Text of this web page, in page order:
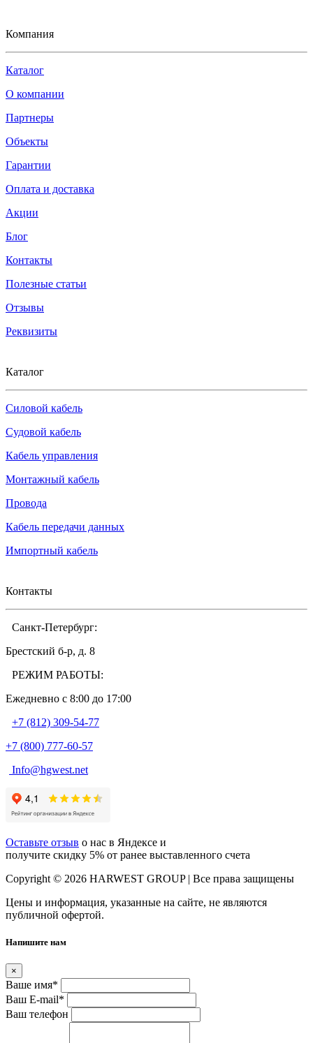
Компания
Каталог
О компании
Партнеры
Объекты
Гарантии
Оплата и доставка
Акции
Блог
Контакты
Полезные статьи
Отзывы
Реквизиты
Каталог
Силовой кабель
Судовой кабель
Кабель управления
Монтажный кабель
Провода
Кабель передачи данных
Импортный кабель
Контакты
Санкт-Петербург:
Брестский б-р, д. 8
РЕЖИМ РАБОТЫ:
Ежедневно c 8:00 до 17:00
+7 (812) 309-54-77
+7 (800) 777-60-57
Info@hgwest.net
Оставьте отзыв о нас в Яндексе и
получите скидку 5% от ранее выставленного счета
Copyright © 2026 HARWEST GROUP | Все права защищены
Цены и информация, указанные на сайте, не являются
публичной офертой.
Напишите нам
×
Ваше имя*
Ваш E-mail*
Ваш телефон